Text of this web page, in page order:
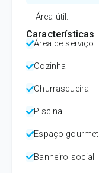
Área útil:
Características
Área de serviço
Cozinha
Churrasqueira
Piscina
Espaço gourmet
Banheiro social